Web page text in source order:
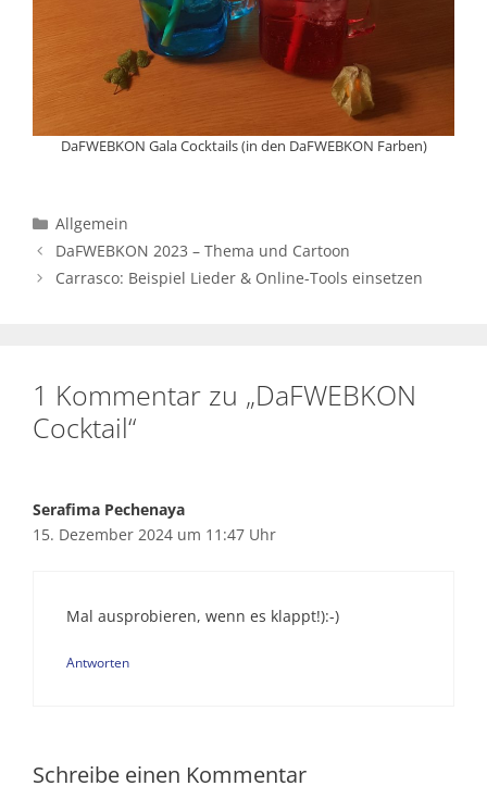
DaFWEBKON Gala Cocktails (in den DaFWEBKON Farben)
Kategorien
Allgemein
DaFWEBKON 2023 – Thema und Cartoon
Carrasco: Beispiel Lieder & Online-Tools einsetzen
1 Kommentar zu „DaFWEBKON
Cocktail“
Serafima Pechenaya
15. Dezember 2024 um 11:47 Uhr
Mal ausprobieren, wenn es klappt!):-)
Antworten
Schreibe einen Kommentar